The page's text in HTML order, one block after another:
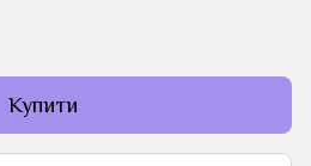
Купити